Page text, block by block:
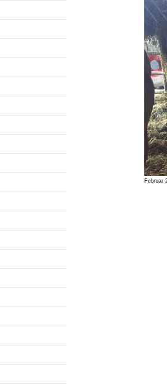
Februar